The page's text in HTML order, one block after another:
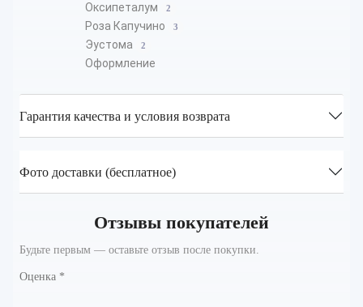
Оксипеталум 2
Роза Капучино 3
Эустома 2
Оформление
Гарантия качества и условия возврата
Фото доставки (бесплатное)
Отзывы покупателей
Будьте первым — оставьте отзыв после покупки.
Оценка *